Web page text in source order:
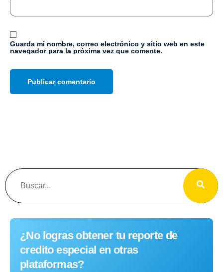
Guarda mi nombre, correo electrónico y sitio web en este
navegador para la próxima vez que comente.
¿No logras obtener tu reporte de
credito especial en otras
plataformas?